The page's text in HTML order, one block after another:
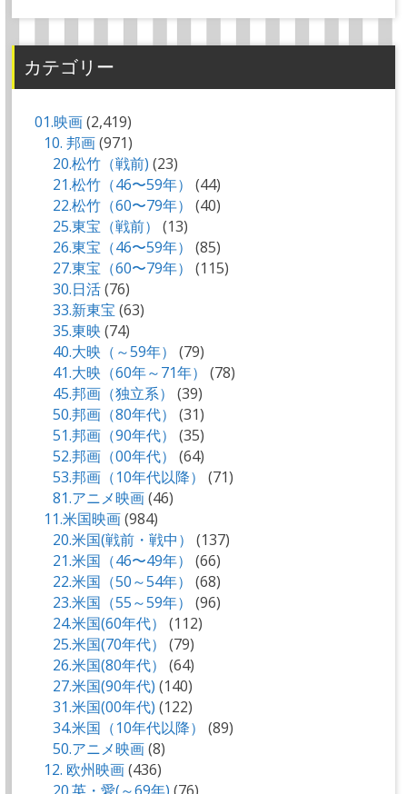
カテゴリー
01.映画(2,419)
10. 邦画(971)
20.松竹（戦前) (23)
21.松竹（46〜59年）
(44)
22.松竹（60〜79年）
(40)
25.東宝（戦前）
(13)
26.東宝（46〜59年）
(85)
27.東宝（60〜79年）
(115)
30.日活(76)
33.新東宝 (63)
35.東映 (74)
40.大映（～59年）
(79)
41.大映（60年～71年）
(78)
45.邦画（独立系）
(39)
50.邦画（80年代）
(31)
51.邦画（90年代）
(35)
52.邦画（00年代）
(64)
53.邦画（10年代以降）
(71)
81.アニメ映画(46)
11.米国映画(984)
20.米国(戦前・戦中）
(137)
21.米国（46〜49年）
(66)
22.米国（50～54年）
(68)
23.米国（55～59年）
(96)
24.米国(60年代）
(112)
25.米国(70年代）
(79)
26.米国(80年代）
(64)
27.米国(90年代) (140)
31.米国(00年代) (122)
34.米国（10年代以降）
(89)
50.アニメ映画(8)
12. 欧州映画(436)
20.英・愛(～69年) (76)